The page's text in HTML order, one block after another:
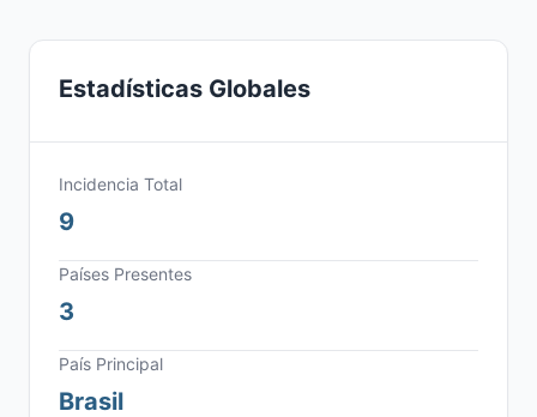
Estadísticas Globales
Incidencia Total
9
Países Presentes
3
País Principal
Brasil